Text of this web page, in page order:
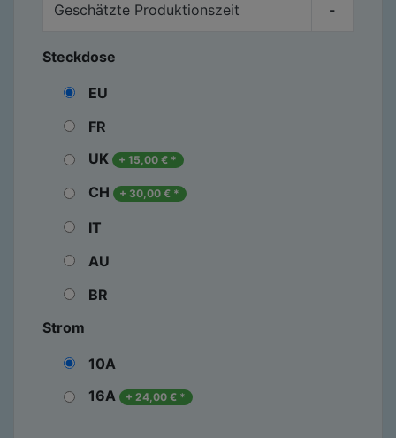
Geschätzte Produktionszeit -
Steckdose
EU
FR
UK
+15,00 € *
CH + 30,00 € *
IT
AU
BR
Strom
10A
16A
+24,00 € *